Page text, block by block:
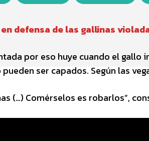
defensa de las gallinas
por eso huye cuando el gallo
ser capados. Según las
(…) Comérselos es robarlos”,